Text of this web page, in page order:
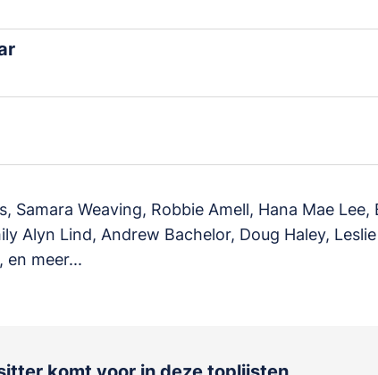
Samara Weaving, Robbie Amell, Hana Mae Lee,
Alyn Lind, Andrew Bachelor, Doug Haley,
en meer...